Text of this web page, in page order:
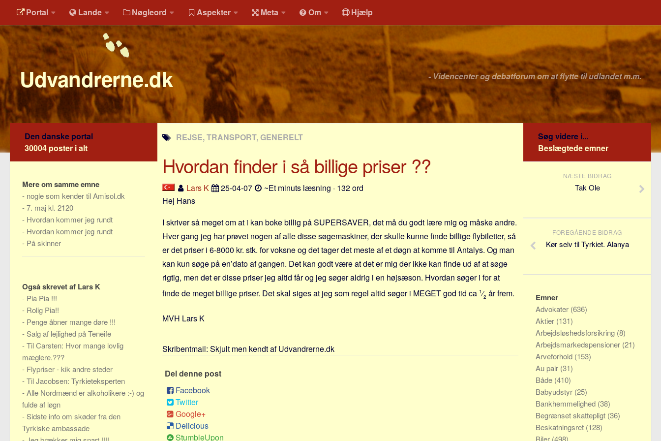
Portal Lande Nøgleord Aspekter Meta Om Hjælp
Udvandrerne.dk - Videncenter og debatforum om at flytte til udlandet m.m.
REJSE, TRANSPORT, GENERELT
Hvordan finder i så billige priser ??
Lars K 25-04-07
~Et minuts læsning · 132 ord
Hej Hans
I skriver så meget om at i kan boke billig på SUPERSAVER, det må du godt lære mig og måske andre.
Hver gang jeg har prøvet nogen af alle disse søgemaskiner, der skulle kunne finde billige flybiletter, så
er det priser i 6-8000 kr. stk. for voksne og det tager det meste af et døgn at komme til Antalys. Og man
kan kun søge på en’dato af gangen. Det kan godt være at det er mig der ikke kan finde ud af at søge
rigtig, men det er disse priser jeg altid får og jeg søger aldrig i en højsæson. Hvordan søger i for at
finde de meget billige priser. Det skal siges at jeg som regel altid søger i MEGET god tid ca 1⁄2 år frem.
MVH Lars K
Skribentmail: Skjult men kendt af Udvandrerne.dk
Del denne post
Facebook
Twitter
Google+
Delicious
StumbleUpon
Den danske portal
30004 poster i alt
Mere om samme emne
- nogle som kender til Amisol.dk
-7. maj kl. 2120
- Hvordan kommer jeg rundt
- Hvordan kommer jeg rundt
- På skinner
Også skrevet af Lars K
- Pia Pia !!!
- Rolig Pia!!
- Penge åbner mange døre !!!
- Salg af lejlighed på Teneife
-Til Carsten: Hvor mange lovlig
mæglere.???
- Flypriser - kik andre steder
-Til Jacobsen: Tyrkieteksperten
-Alle Nordmænd er alkoholikere :-) og
fulde af løgn
- Sidste info om skøder fra den
Tyrkiske ambassade
Søg videre i...
Beslægtede emner
NÆSTE BIDRAG
Tak Ole
FOREGÅENDE BIDRAG
Kør selv til Tyrkiet. Alanya
Emner
Advokater (636)
Aktier (131)
Arbejdsløshedsforsikring (8)
Arbejdsmarkedspensioner (21)
Arveforhold (153)
Au pair (31)
Både (410)
Babyudstyr (25)
Bankhemmelighed (38)
Begrænset skattepligt (36)
Beskatningsret (128)
Biler (498)